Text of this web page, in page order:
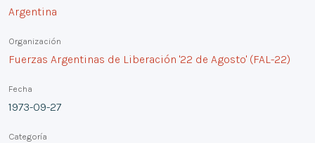
Argentina
Organización
Fuerzas Argentinas de Liberación '22 de Agosto' (FAL-22)
Fecha
1973-09-27
Categoría